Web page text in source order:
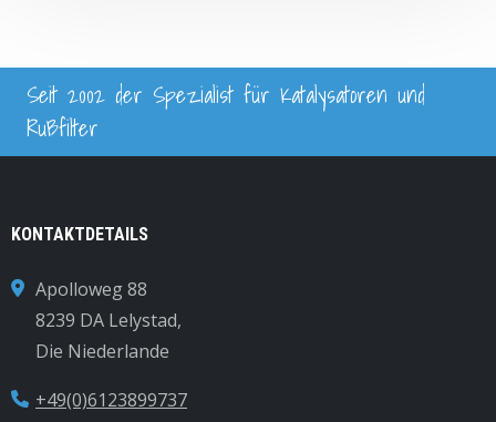
Seit 2002 der Spezialist für Katalysatoren und
Rußfilter
KONTAKTDETAILS
Apolloweg 88
8239 DA Lelystad,
Die Niederlande
+49(0)6123899737